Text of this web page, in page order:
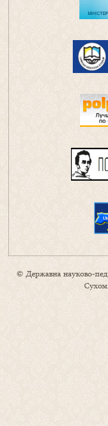
© Державна науково-